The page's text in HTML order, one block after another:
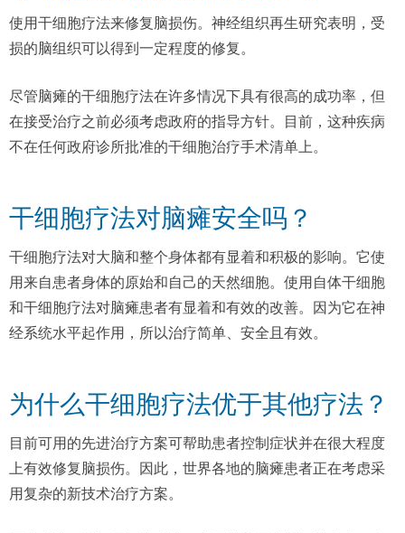
使用干细胞疗法来修复脑损伤。神经组织再生研究表明，受
损的脑组织可以得到一定程度的修复。
尽管脑瘫的干细胞疗法在许多情况下具有很高的成功率，但
在接受治疗之前必须考虑政府的指导方针。目前，这种疾病
不在任何政府诊所批准的干细胞治疗手术清单上。
干细胞疗法对脑瘫安全吗？
干细胞疗法对大脑和整个身体都有显着和积极的影响。它使
用来自患者身体的原始和自己的天然细胞。使用自体干细胞
和干细胞疗法对脑瘫患者有显着和有效的改善。因为它在神
经系统水平起作用，所以治疗简单、安全且有效。
为什么干细胞疗法优于其他疗法？
目前可用的先进治疗方案可帮助患者控制症状并在很大程度
上有效修复脑损伤。因此，世界各地的脑瘫患者正在考虑采
用复杂的新技术治疗方案。